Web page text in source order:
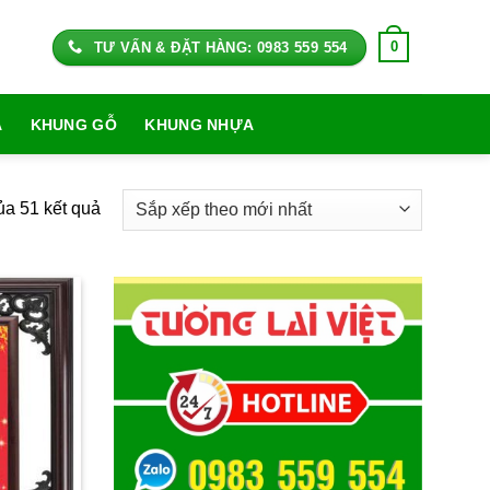
TƯ VẤN & ĐẶT HÀNG: 0983 559 554 0
KHUNG GỖ KHUNG NHỰA
51 kết quảĐã
sắp
theo
mới